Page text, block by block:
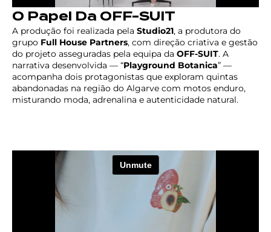
O Papel Da OFF-SUIT
A produção foi realizada pela Studio21, a produtora do
grupo Full House Partners, com direção criativa e gestão
do projeto asseguradas pela equipa da OFF-SUIT. A
narrativa desenvolvida — “Playground Botanica” —
acompanha dois protagonistas que exploram quintas
abandonadas na região do Algarve com motos enduro,
misturando moda, adrenalina e autenticidade natural.